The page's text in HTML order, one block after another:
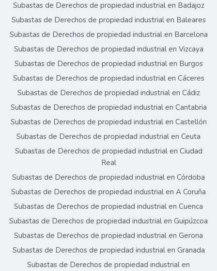
Subastas de Derechos de propiedad industrial en Badajoz
Subastas de Derechos de propiedad industrial en Baleares
Subastas de Derechos de propiedad industrial en Barcelona
Subastas de Derechos de propiedad industrial en Vizcaya
Subastas de Derechos de propiedad industrial en Burgos
Subastas de Derechos de propiedad industrial en Cáceres
Subastas de Derechos de propiedad industrial en Cádiz
Subastas de Derechos de propiedad industrial en Cantabria
Subastas de Derechos de propiedad industrial en Castellón
Subastas de Derechos de propiedad industrial en Ceuta
Subastas de Derechos de propiedad industrial en Ciudad
Real
Subastas de Derechos de propiedad industrial en Córdoba
Subastas de Derechos de propiedad industrial en A Coruña
Subastas de Derechos de propiedad industrial en Cuenca
Subastas de Derechos de propiedad industrial en Guipúzcoa
Subastas de Derechos de propiedad industrial en Gerona
Subastas de Derechos de propiedad industrial en Granada
Subastas de Derechos de propiedad industrial en